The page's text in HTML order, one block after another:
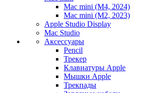
Mac mini (M4, 2024)
Mac mini (M2, 2023)
Apple Studio Display
Mac Studio
Аксессуары
Pencil
Трекер
Клавиатуры Apple
Мышки Apple
Трекпады